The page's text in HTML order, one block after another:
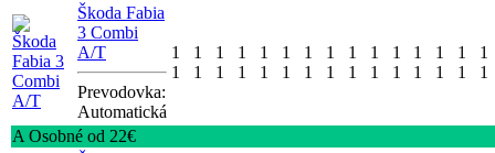
Škoda Fabia
3 Combi
A/T
Prevodovka:
Automatická
1
1
1
1
1
1
1
1
1
1
1
1
1
1
1
1
1
1
1
1
1
1
1
1
1
1
1
1
1
1
A Osobné od 22€